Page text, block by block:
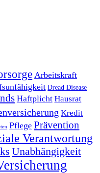
Arbeitskraft
Dread Disease
Haftplicht Hausrat
Kredit
Pflege Prävention
Verantwortung
Unabhängigkeit